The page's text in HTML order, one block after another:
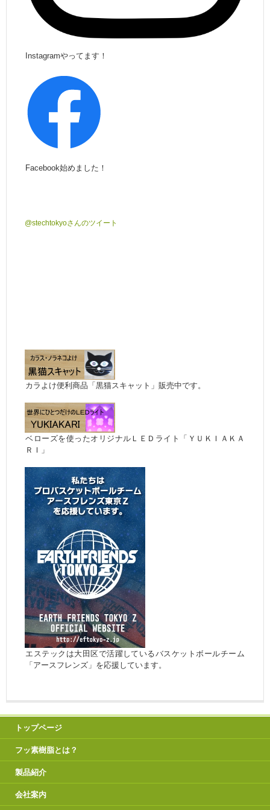
Instagramやってます！
Facebook始めました！
@stechtokyoさんのツイート
カラよけ便利商品「黒猫スキャット」販売中です。
ベローズを使ったオリジナルＬＥＤライト「ＹＵＫＩＡＫＡ
ＲＩ」
エステックは大田区で活躍しているバスケットボールチーム
「アースフレンズ」を応援しています。
トップページ
フッ素樹脂とは？
製品紹介
会社案内